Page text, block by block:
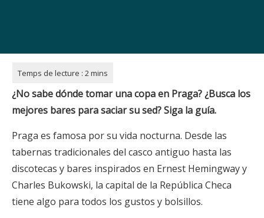
¿No sabe dónde tomar una copa en Praga? ¿Busca los
mejores bares para saciar su sed? Siga la guía.
Praga es famosa por su vida nocturna. Desde las
tabernas tradicionales del casco antiguo hasta las
discotecas y bares inspirados en Ernest Hemingway y
Charles Bukowski, la capital de la República Checa
tiene algo para todos los gustos y bolsillos.